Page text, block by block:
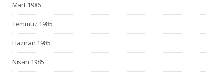
Mart 1986
Temmuz 1985
Haziran 1985
Nisan 1985